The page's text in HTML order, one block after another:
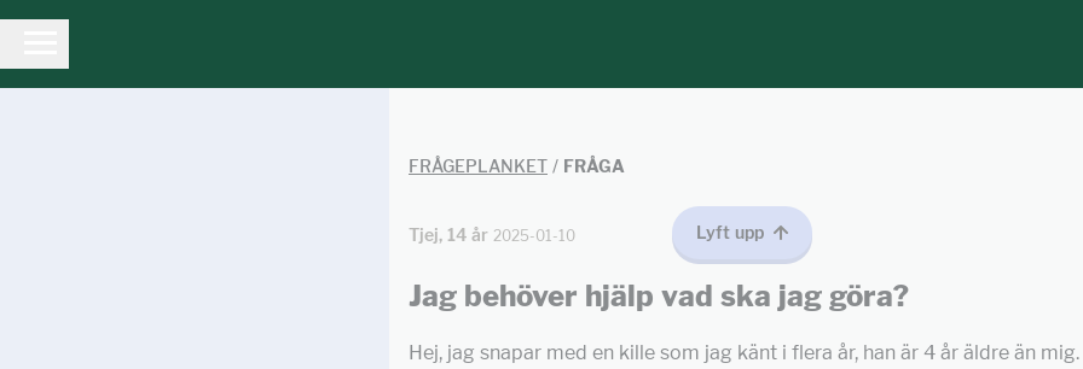
FRÅGEPLANKET / FRÅGA
Tjej, 14 år 2025-01-10 Lyft upp
Jag behöver hjälp vad ska jag göra?
Hej, jag snapar med en kille som jag känt i flera år, han är 4 år äldre än